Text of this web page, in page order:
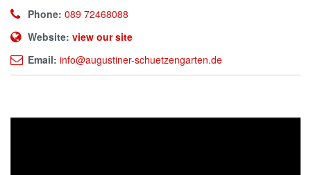
Phone: 089 72468088
Website: view our site
Email: info@augustiner-schuetzengarten.de